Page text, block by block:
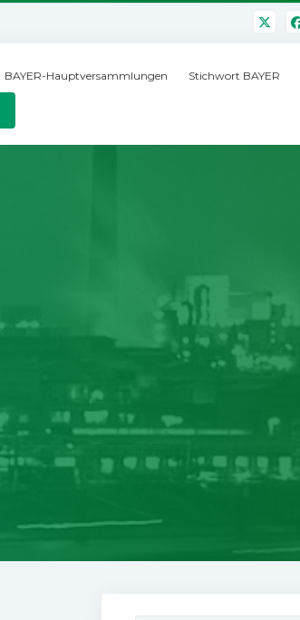
BAYER-Hauptversammlungen Stichwort BAYER